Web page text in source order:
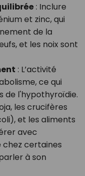
: Inclure
et zinc, qui
de la
et les noix sont
: L’activité
ce qui
de l'hypothyroïdie.
les crucifères
et les aliments
avec
chez certaines
à son